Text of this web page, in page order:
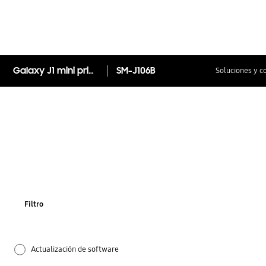
Galaxy J1 mini prime (3G) SM-J106B Soluciones y
Filtro
Actualización de software